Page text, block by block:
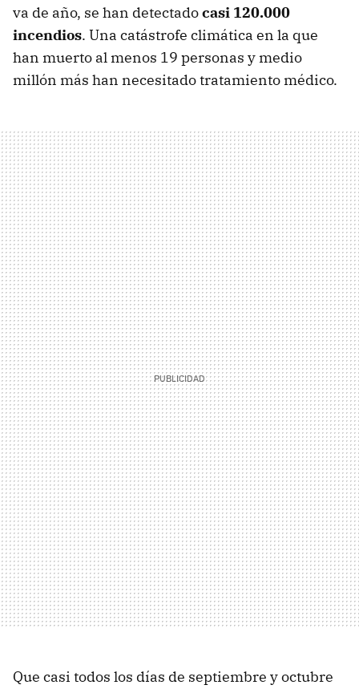
va de año, se han detectadocasi 120.000
incendios. Una catástrofe climática en la que
han muerto al menos 19 personas y medio
millón más han necesitado tratamiento médico.
Que casi todos los días de septiembre y octubre